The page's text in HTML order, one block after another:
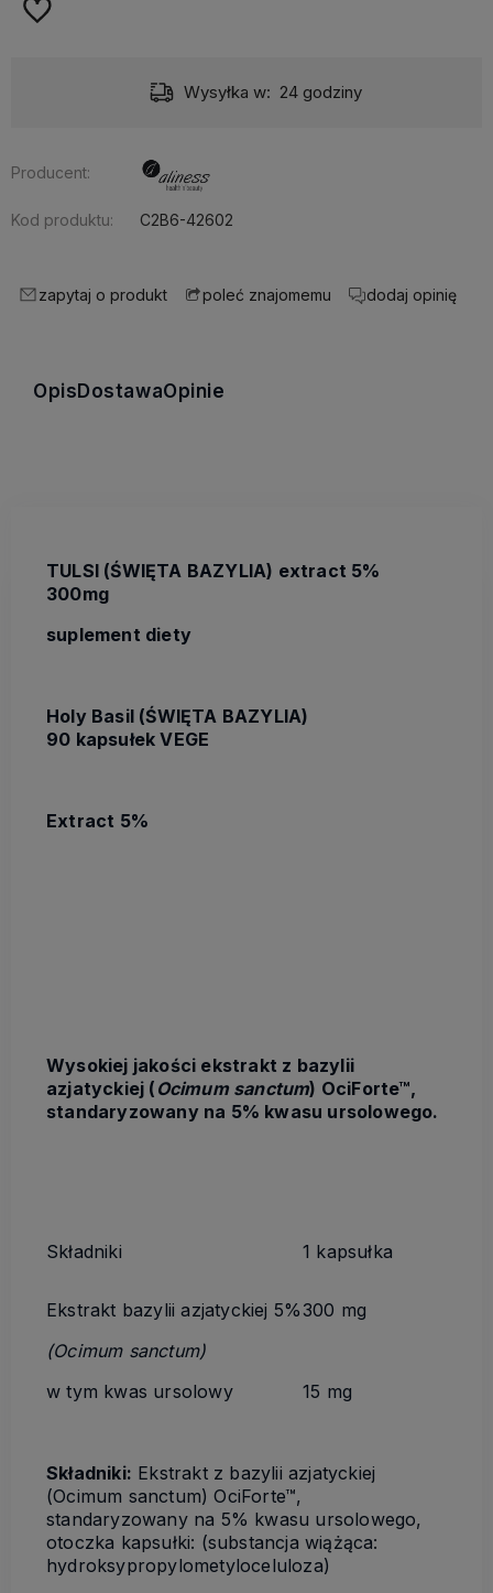
Wysyłka w: 24 godziny
Producent:
Kod produktu: C2B6-42602
zapytaj o produkt poleć znajomemu dodaj opinię
OpisDostawaOpinie
TULSI (ŚWIĘTA BAZYLIA) extract 5%
300mg
suplement diety
Holy Basil (ŚWIĘTA BAZYLIA)
90 kapsułek VEGE
Extract 5%
Wysokiej jakości ekstrakt z bazylii
azjatyckiej ( Ocimum sanctum) OciForte™,
standaryzowany na 5% kwasu ursolowego.
Składniki 1 kapsułka
Ekstrakt bazylii azjatyckiej 5%
(Ocimum sanctum)
w tym kwas ursolowy
300 mg
15 mg
Składniki: Ekstrakt z bazylii azjatyckiej
(Ocimum sanctum) OciForte™,
standaryzowany na 5% kwasu ursolowego,
otoczka kapsułki: (substancja wiążąca:
hydroksypropylometyloceluloza)